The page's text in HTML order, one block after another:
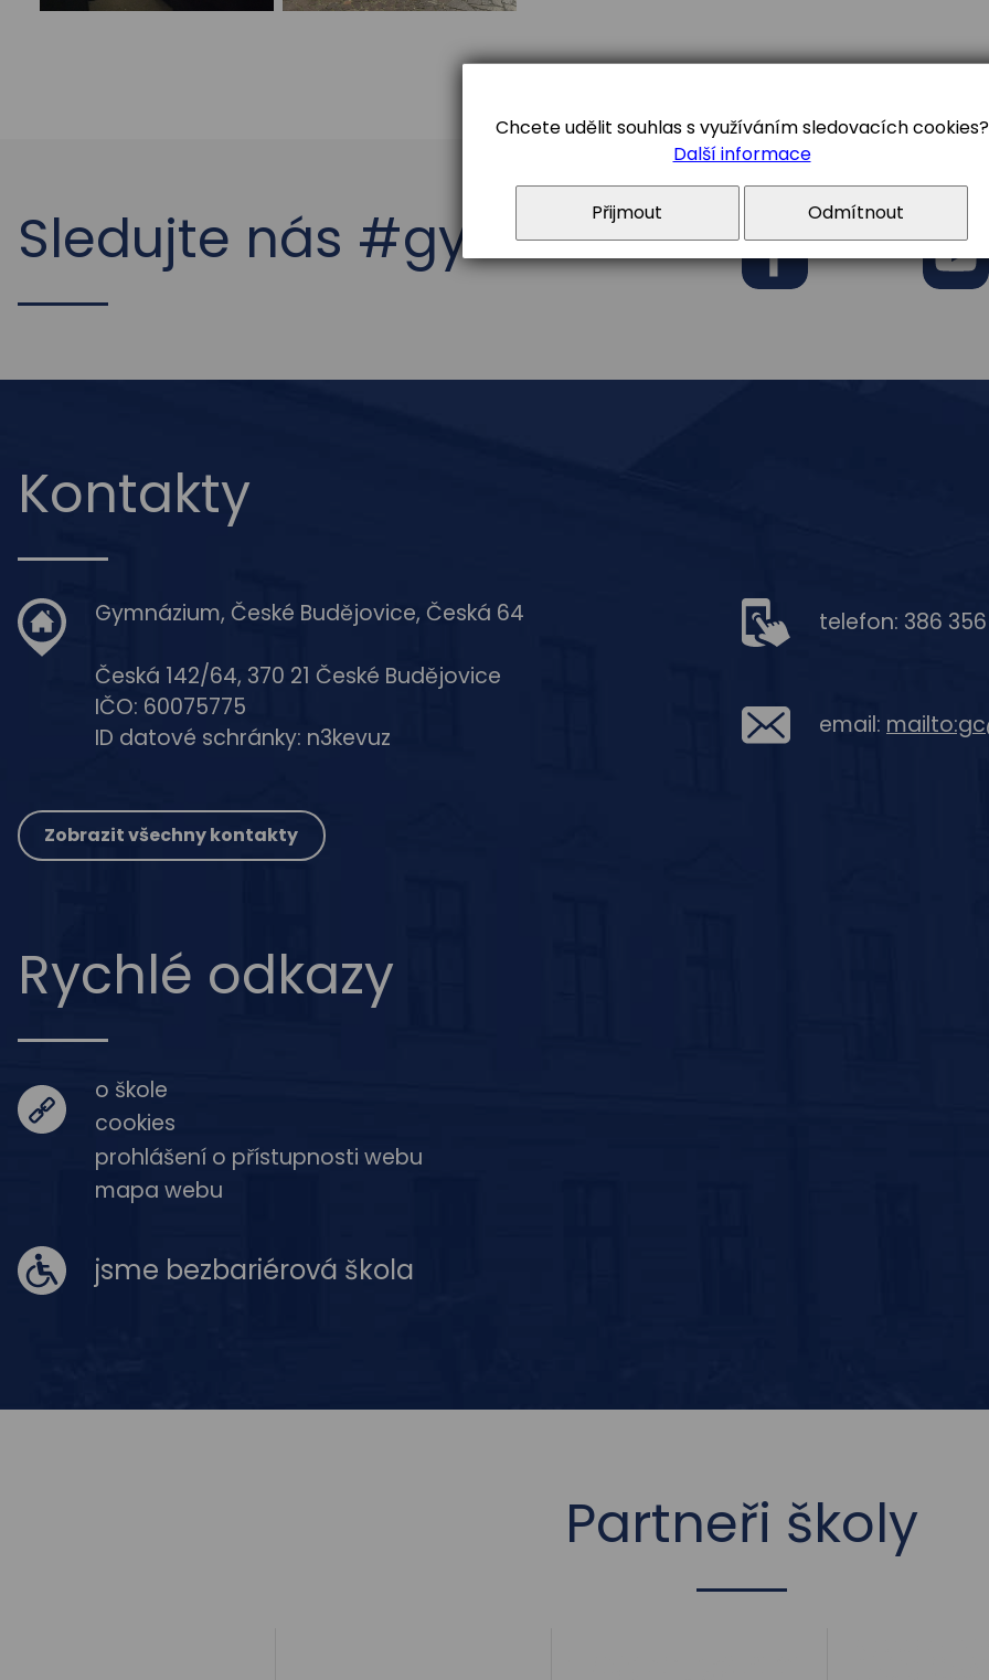
Sledujte nás #gymceska
Kontakty
Gymnázium, České Budějovice, Česká 64
Česká 142/64, 370 21 České Budějovice
IČO: 60075775
ID datové schránky: n3kevuz
telefon: 386
email:
Zobrazit všechny kontakty
Rychlé odkazy
o škole
cookies
prohlášení o přístupnosti webu
mapa webu
jsme bezbariérová škola
Partneři školy
Chcete udělit souhlas s využíváním sledovacích cookies?
Další informace
Přijmout Odmítnout